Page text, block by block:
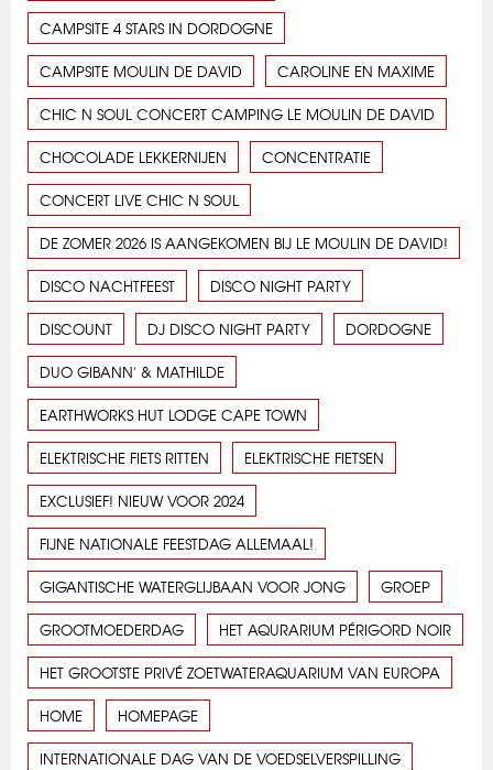
CAMPSITE 4 STARS IN DORDOGNE
CAMPSITE MOULIN DE DAVID CAROLINE EN MAXIME
CHIC N SOUL CONCERT CAMPING LE MOULIN DE DAVID
CHOCOLADE LEKKERNIJEN CONCENTRATIE
CONCERT LIVE CHIC N SOUL
DE ZOMER 2026 IS AANGEKOMEN BIJ LE MOULIN DE DAVID!
DISCO NACHTFEEST DISCO NIGHT PARTY
DISCOUNT DJ DISCO NIGHT PARTY DORDOGNE
DUO GIBANN' & MATHILDE
EARTHWORKS HUT LODGE CAPE TOWN
ELEKTRISCHE FIETS RITTEN ELEKTRISCHE FIETSEN
EXCLUSIEF! NIEUW VOOR 2024
FIJNE NATIONALE FEESTDAG ALLEMAAL!
GIGANTISCHE WATERGLIJBAAN VOOR JONG GROEP
GROOTMOEDERDAG HET AQURARIUM PÉRIGORD NOIR
HET GROOTSTE PRIVÉ ZOETWATERAQUARIUM VAN EUROPA
HOME HOMEPAGE
INTERNATIONALE DAG VAN DE VOEDSELVERSPILLING